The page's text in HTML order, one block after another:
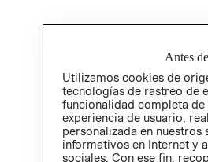
Antes
Utilizamos cookies de
tecnologías de rastreo de
funcionalidad completa
experiencia de usuario,
personalizada en
informativos en Internet y
sociales. Con ese fin,